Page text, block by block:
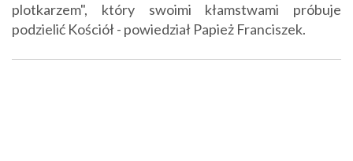
plotkarzem", który swoimi kłamstwami próbuje
podzielić Kościół - powiedział Papież Franciszek.